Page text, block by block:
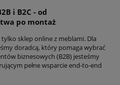
i B2C - od
po montaż
sklep online z meblami. Dla
doradcą, który pomaga wybrać
biznesowych (B2B) jesteśmy
pełne wsparcie end-to-end